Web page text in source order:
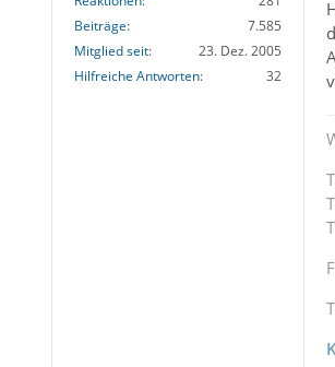
Beiträge
7.585
Mitglied seit
23. Dez. 2005
Hilfreiche Antworten
32